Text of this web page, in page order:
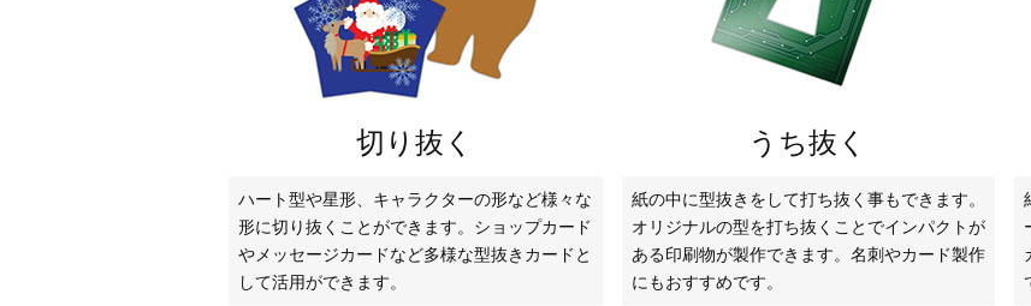
切り抜く
ハート型や星形、キャラクターの形など様々な
形に切り抜くことができます。ショップカード
やメッセージカードなど多様な型抜きカードと
して活用ができます。
うち抜く
紙の中に型抜きをして打ち抜く事もできます。
オリジナルの型を打ち抜くことでインパクトが
ある印刷物が製作できます。名刺やカード製作
にもおすすめです。